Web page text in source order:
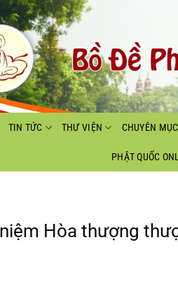
TIN TỨC THƯ VIỆN CHUYÊN MỤC
PHẬT QUỐC
Hòa thượng